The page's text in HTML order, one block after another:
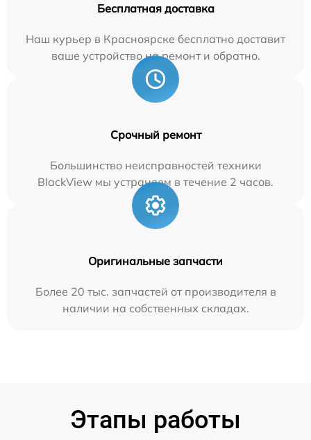
Бесплатная доставка
Наш курьер в Красноярске бесплатно доставит
ваше устройство на ремонт и обратно.
Срочный ремонт
Большинство неисправностей техники
BlackView мы устраняем в течение 2 часов.
Оригинальные запчасти
Более 20 тыс. запчастей от производителя в
наличии на собственных складах.
Этапы работы